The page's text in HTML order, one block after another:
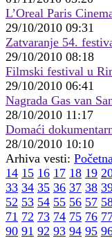
L’Oreal Paris
29/10/2010 09:31
Zatvaranje 54.
29/10/2010 08:18
Filmski festival u
29/10/2010 06:41
Nagrada Gas van
28/10/2010 11:17
Domaći
28/10/2010 10:10
Arhiva vesti:
14 15 16 17 18 19
33 34 35 36 37 38
52 53 54 55 56 57
71 72 73 74 75 76
90 91 92 93 94 95